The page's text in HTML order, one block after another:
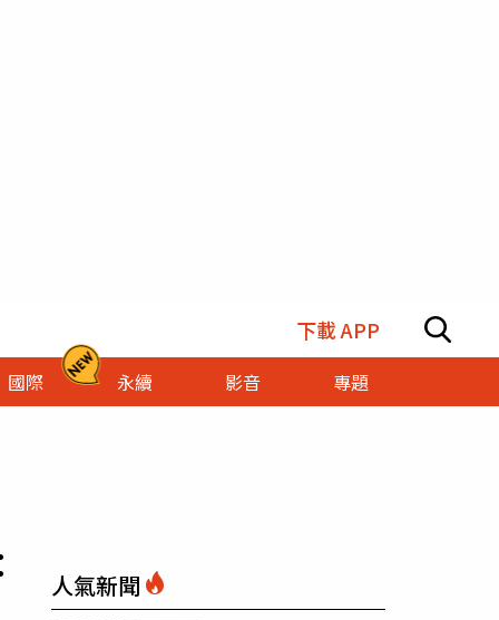
下載 APP
國際 永續 影音 專題
人氣新聞